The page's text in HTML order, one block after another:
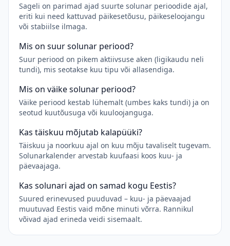
Sageli on parimad ajad suurte solunar perioodide ajal,
eriti kui need kattuvad päikesetõusu, päikeseloojangu
või stabiilse ilmaga.
Mis on suur solunar periood?
Suur periood on pikem aktiivsuse aken (ligikaudu neli
tundi), mis seotakse kuu tipu või allasendiga.
Mis on väike solunar periood?
Väike periood kestab lühemalt (umbes kaks tundi) ja on
seotud kuutõusuga või kuuloojanguga.
Kas täiskuu mõjutab kalapüüki?
Täiskuu ja noorkuu ajal on kuu mõju tavaliselt tugevam.
Solunarkalender arvestab kuufaasi koos kuu- ja
päevaajaga.
Kas solunari ajad on samad kogu Eestis?
Suured erinevused puuduvad – kuu- ja päevaajad
muutuvad Eestis vaid mõne minuti võrra. Rannikul
võivad ajad erineda veidi sisemaalt.